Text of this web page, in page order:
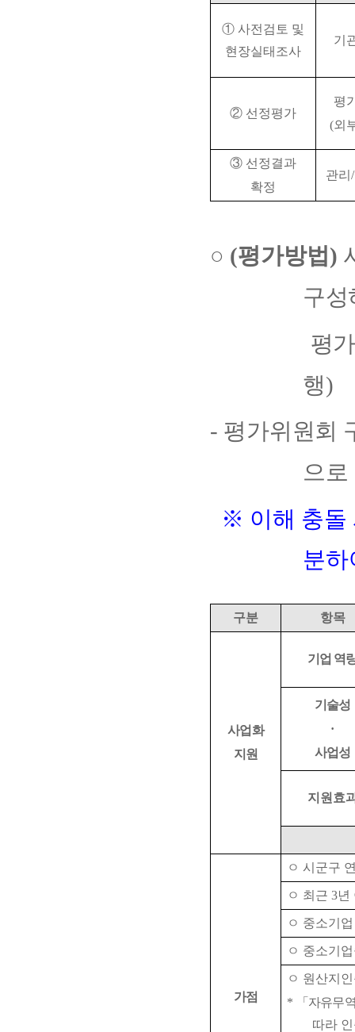
① 사전검토 및
현장실태조사
기
② 선정평가
평
(외
③ 선정결과
확정
관리 /
○ (평가방법 )
구성
평가
행)
- 평가위원회
으로
※ 이해 충돌
분하
구분 항목
사업화
지원
기업 역
기술성
·
사업성
지원효
가점
ㅇ 시군구
ㅇ 최근 3년
ㅇ 중소기
ㅇ 중소기
ㅇ 원산지
*
「 자유무
따라